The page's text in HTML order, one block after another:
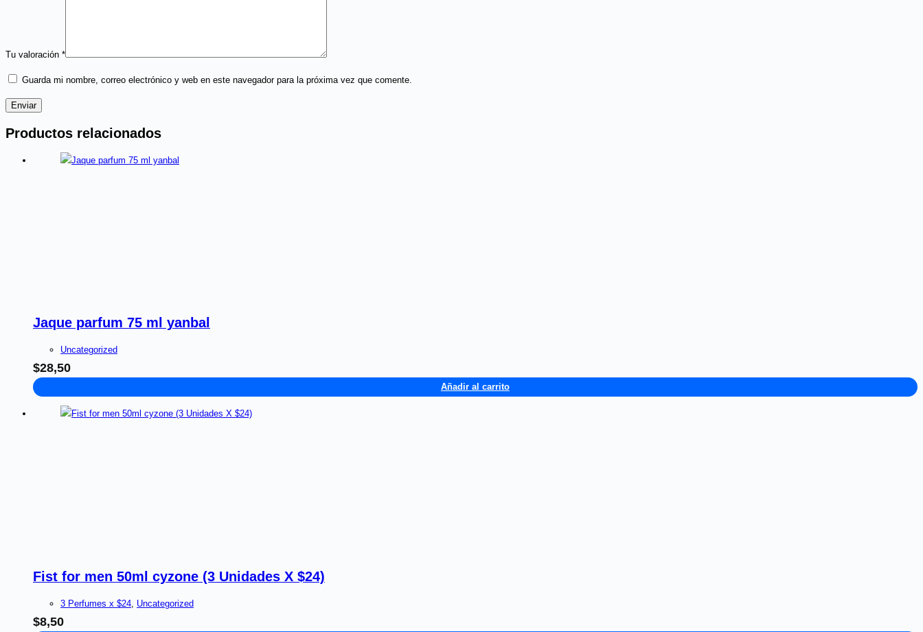
Tu valoración *
Guarda mi nombre, correo electrónico y web en este navegador para la próxima vez que comente.
Enviar
Productos relacionados
Jaque parfum 75 ml yanbal
Uncategorized
$28,50
Añadir al carrito
Fist for men 50ml cyzone (3 Unidades X $24)
3 Perfumes x $24 Uncategorized
$8,50